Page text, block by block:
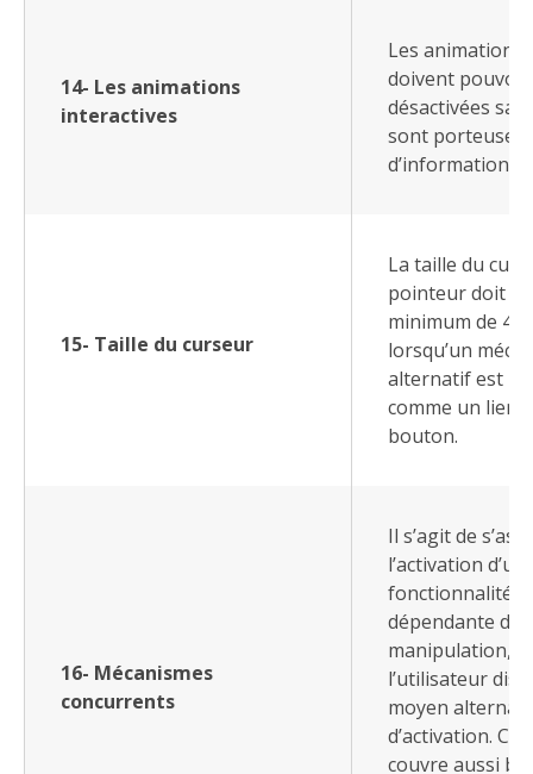
14- Les animations
interactives
Les animations
doivent
désactivées
sont porteuses
d’informations.
15- Taille du curseur
La taille du
pointeur doit
minimum de
lorsqu’un
alternatif est
comme un lien
bouton.
16- Mécanismes
concurrents
Il s’agit de
l’activation
fonctionnalité
dépendante
manipulation,
l’utilisateur
moyen
d’activation. Ce
couvre aussi